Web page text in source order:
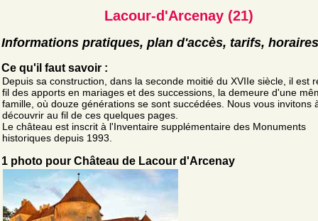
Lacour-d'Arcenay (21)
Informations pratiques, plan d'accès, tarifs, horaires
Ce qu'il faut savoir :
Depuis sa construction, dans la seconde moitié du XVIIe siècle, il est
fil des apports en mariages et des successions, la demeure d'une
famille, où douze générations se sont succédées. Nous vous invitons
découvrir au fil de ces quelques pages.
Le château est inscrit à l'Inventaire supplémentaire des Monuments
historiques depuis 1993.
1 photo pour Château de Lacour d'Arcenay